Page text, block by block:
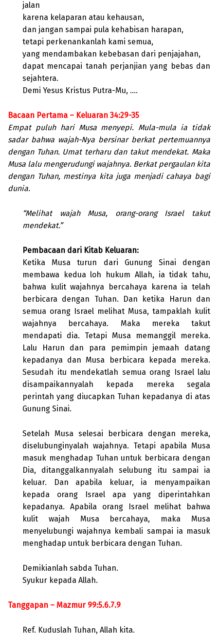
jalan
karena kelaparan atau kehausan,
dan jangan sampai pula kehabisan harapan,
tetapi perkenankanlah kami semua,
yang mendambakan kebebasan dari penjajahan,
dapat mencapai tanah perjanjian yang bebas dan
sejahtera.
Demi Yesus Kristus Putra-Mu, ….
Bacaan Pertama – Keluaran 34:29-35
Empat puluh hari Musa menyepi. Mula-mula ia tidak
sadar bahwa wajah-Nya bersinar berkat pertemuannya
dengan Tuhan. Umat terharu dan takut mendekat. Maka
Musa lalu mengerudungi wajahnya. Berkat pergaulan kita
dengan Tuhan, mestinya kita juga menjadi cahaya bagi
dunia.
“Melihat wajah Musa, orang-orang Israel takut
mendekat.”
Pembacaan dari Kitab Keluaran:
Ketika Musa turun dari Gunung Sinai dengan
membawa kedua loh hukum Allah, ia tidak tahu,
bahwa kulit wajahnya bercahaya karena ia telah
berbicara dengan Tuhan. Dan ketika Harun dan
semua orang Israel melihat Musa, tampaklah kulit
wajahnya bercahaya. Maka mereka takut
mendapati dia. Tetapi Musa memanggil mereka.
Lalu Harun dan para pemimpin jemaah datang
kepadanya dan Musa berbicara kepada mereka.
Sesudah itu mendekatlah semua orang Israel lalu
disampaikannyalah kepada mereka segala
perintah yang diucapkan Tuhan kepadanya di atas
Gunung Sinai.
Setelah Musa selesai berbicara dengan mereka,
diselubunginyalah wajahnya. Tetapi apabila Musa
masuk menghadap Tuhan untuk berbicara dengan
Dia, ditanggalkannyalah selubung itu sampai ia
keluar. Dan apabila keluar, ia menyampaikan
kepada orang Israel apa yang diperintahkan
kepadanya. Apabila orang Israel melihat bahwa
kulit wajah Musa bercahaya, maka Musa
menyelubungi wajahnya kembali sampai ia masuk
menghadap untuk berbicara dengan Tuhan.
Demikianlah sabda Tuhan.
Syukur kepada Allah.
Tanggapan – Mazmur 99:5.6.7.9
Ref. Kuduslah Tuhan, Allah kita.